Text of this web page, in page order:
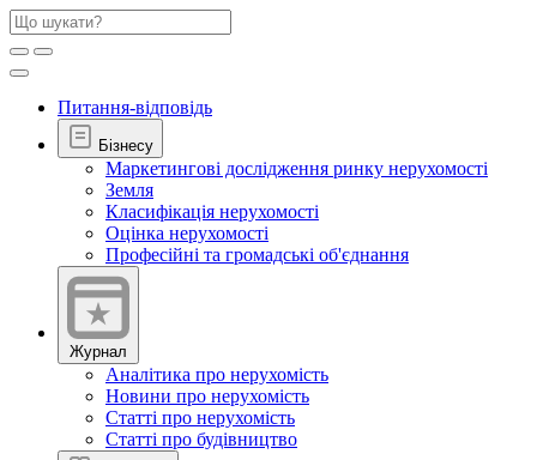
Питання-відповідь
Бізнесу
Маркетингові дослідження ринку нерухомості
Земля
Класифікація нерухомості
Оцінка нерухомості
Професійні та громадські об'єднання
Журнал
Аналітика про нерухомість
Новини про нерухомість
Статті про нерухомість
Статті про будівництво